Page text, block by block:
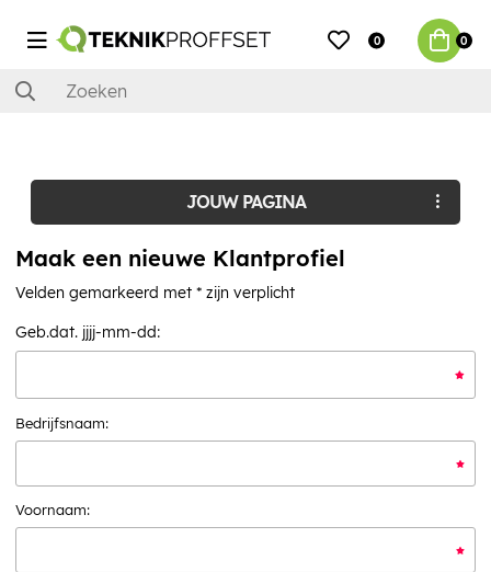
0 0
JOUW PAGINA
Maak een nieuwe Klantprofiel
Velden gemarkeerd met * zijn verplicht
Geb.dat. jjjj-mm-dd:
Bedrijfsnaam:
Voornaam: